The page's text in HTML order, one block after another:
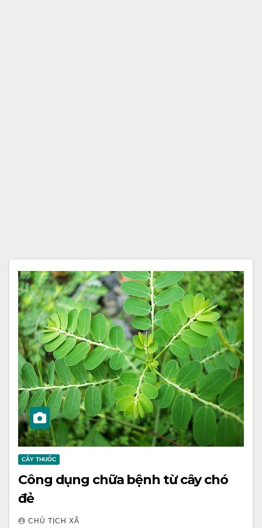
CÂY THUỐC
Công dụng chữa bệnh từ cây chó
đẻ
CHỦ TỊCH XÃ